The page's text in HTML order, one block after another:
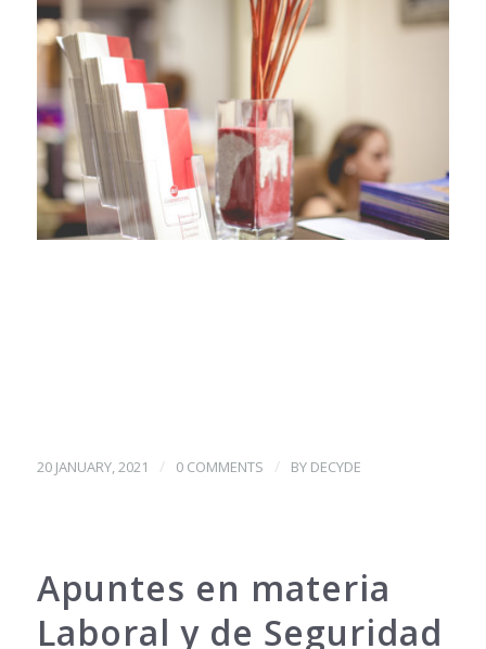
20 JANUARY, 2021 / 0 COMMENTS / BY DECYDE
Apuntes en materia
Laboral y de Seguridad